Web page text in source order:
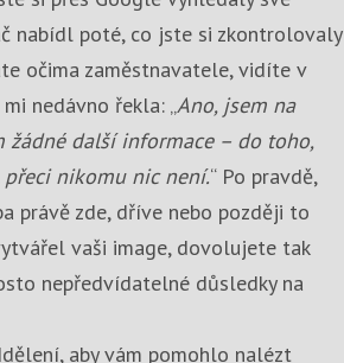
nabídl poté, co jste si zkontrolovaly
očima zaměstnavatele, vidíte v
nedávno řekla: „Ano, jsem na
žádné další informace – do toho,
nikomu nic není.“ Po pravdě,
právě zde, dříve nebo později to
vaši image, dovolujete tak
nepředvídatelné důsledky na
aby vám pomohlo nalézt